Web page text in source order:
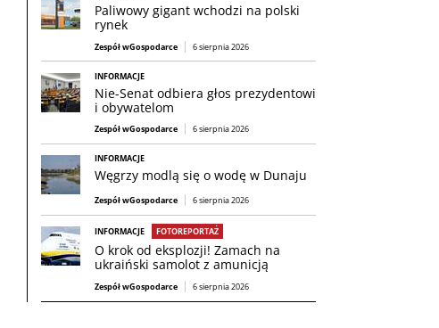
Paliwowy gigant wchodzi na polski
rynek
Zespół wGospodarce 6 sierpnia 2026
INFORMACJE
Nie-Senat odbiera głos prezydentowi
i obywatelom
Zespół wGospodarce 6 sierpnia 2026
INFORMACJE
Węgrzy modlą się o wodę w Dunaju
Zespół wGospodarce 6 sierpnia 2026
INFORMACJE FOTOREPORTAŻ
O krok od eksplozji! Zamach na
ukraiński samolot z amunicją
Zespół wGospodarce 6 sierpnia 2026